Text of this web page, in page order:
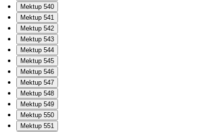
Mektup 540
Mektup 541
Mektup 542
Mektup 543
Mektup 544
Mektup 545
Mektup 546
Mektup 547
Mektup 548
Mektup 549
Mektup 550
Mektup 551